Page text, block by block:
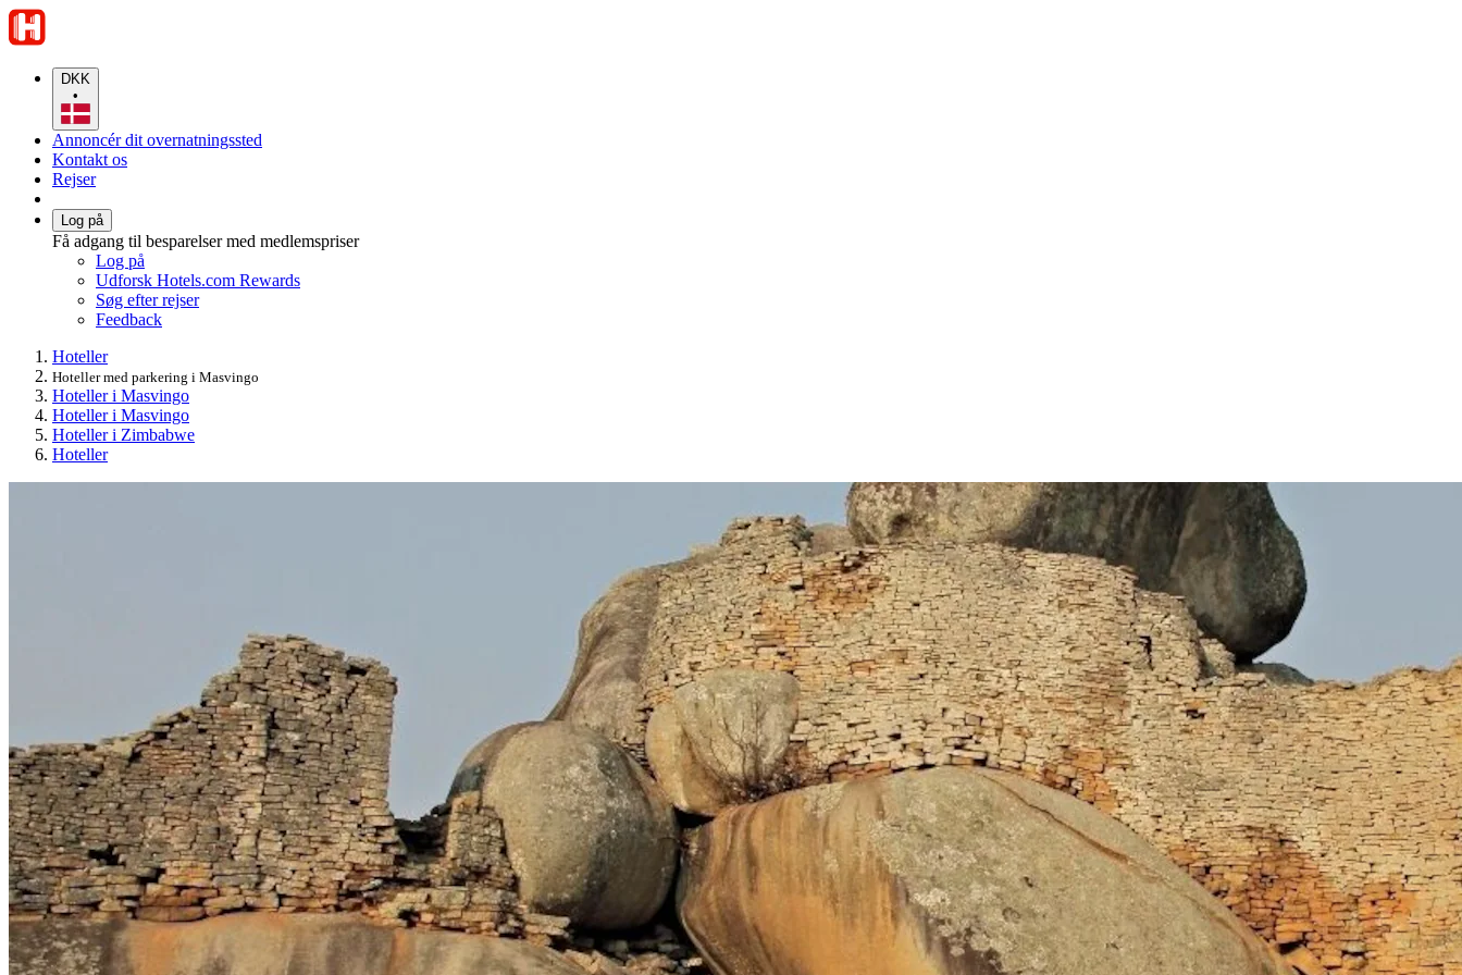
DKK
•
Annoncér dit overnatningssted
Kontakt os
Rejser
Log på
Få adgang til besparelser med medlemspriser
Log på
Udforsk Hotels.com Rewards
Søg efter rejser
Feedback
Hoteller
Hoteller med parkering i Masvingo
Hoteller i Masvingo
Hoteller i Masvingo
Hoteller i Zimbabwe
Hoteller